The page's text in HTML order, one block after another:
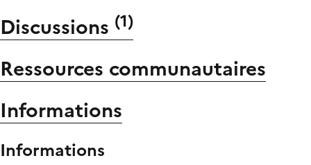
Discussions (1)
Ressources communautaires
Informations
Informations